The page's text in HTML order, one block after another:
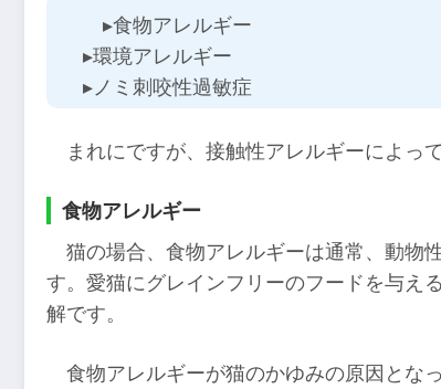
▸食物アレルギー
▸環境アレルギー
▸ノミ刺咬性過敏症
まれにですが、接触性アレルギーによっ
食物アレルギー
猫の場合、食物アレルギーは通常、動物
す。愛猫にグレインフリーのフードを与え
解です。
食物アレルギーが猫のかゆみの原因とな